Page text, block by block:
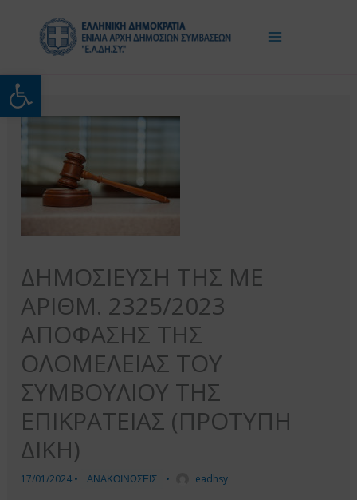
Ανοίξτε τη γραμμή
περιεχόμενο
ΔΗΜΟΣΙΕΥΣΗ ΤΗΣ ΜΕ
ΑΡΙΘΜ. 2325/2023
ΑΠΟΦΑΣΗΣ ΤΗΣ
ΟΛΟΜΕΛΕΙΑΣ ΤΟΥ
ΣΥΜΒΟΥΛΙΟΥ ΤΗΣ
ΕΠΙΚΡΑΤΕΙΑΣ (ΠΡΟΤΥΠΗ
ΔΙΚΗ)
17/01/2024 • ΑΝΑΚΟΙΝΩΣΕΙΣ • eadhsy